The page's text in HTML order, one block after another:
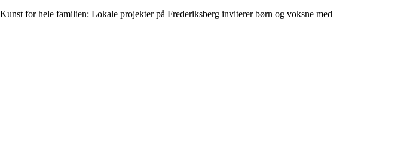
Kunst for hele familien: Lokale projekter på Frederiksberg inviterer børn og voksne med